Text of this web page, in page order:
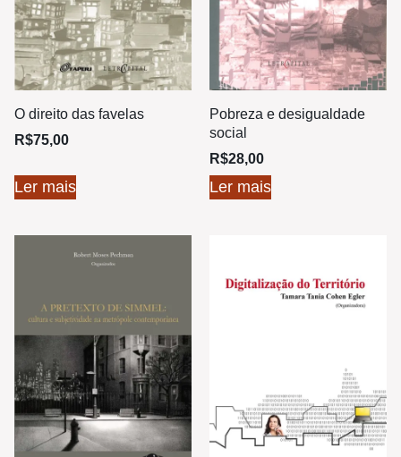
O direito das favelas
R$75,00
Ler mais
Pobreza e desigualdade
social
R$28,00
Ler mais